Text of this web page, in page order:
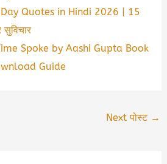
Quotes in Hindi 2026 | 15
Spoke by Aashi Gupta Book
Guide
Next पोस्ट →